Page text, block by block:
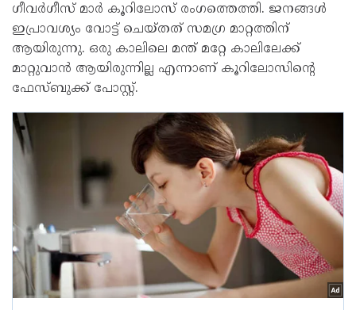
ഗീവര്‍ഗീസ് മാര്‍ കൂറിലോസ് രംഗത്തെത്തി. ജനങ്ങള്‍
ഇപ്രാവശ്യം വോട്ട് ചെയ്തത് സമഗ്ര മാറ്റത്തിന്
ആയിരുന്നു. ഒരു കാലിലെ മന്ത് മറ്റേ കാലിലേക്ക്
മാറ്റുവാന്‍ ആയിരുന്നില്ല എന്നാണ് കൂറിലോസിന്റെ
ഫേസ്ബുക്ക് പോസ്റ്റ്.